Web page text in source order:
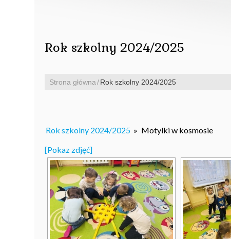
Rok szkolny 2024/2025
Strona główna Rok szkolny 2024/2025
Rok szkolny 2024/2025 » Motylki w kosmosie
[Pokaz zdjęć]